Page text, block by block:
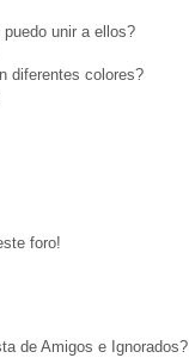
unir a ellos?
diferentes colores?
foro!
de Amigos e Ignorados?